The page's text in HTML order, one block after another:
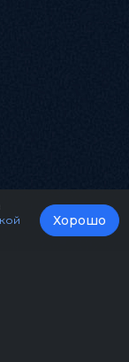
Хорошо